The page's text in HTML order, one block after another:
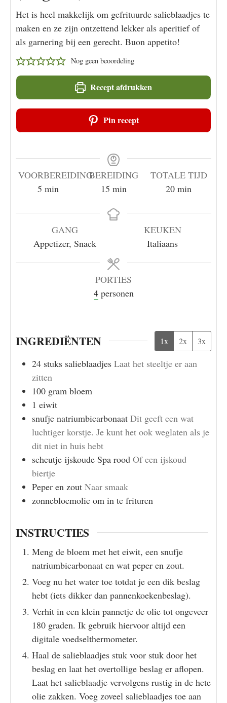
Het is heel makkelijk om gefrituurde salieblaadjes te
maken en ze zijn ontzettend lekker als aperitief of
als garnering bij een gerecht. Buon appetito!
Nog geen beoordeling
Recept afdrukken
Pin recept
VOORBEREIDING
5 minuten
min
BEREIDING
15minuten
min
TOTALE TIJD
20minuten
min
GANG
Appetizer, Snack
KEUKEN
Italiaans
PORTIES
4 personen
INGREDIËNTEN 1x 2x 3x
24 stuks salieblaadjes Laat het steeltje er aan
zitten
100 gram bloem
1 eiwit
snufje natriumbicarbonaat Dit geeft een wat
luchtiger korstje. Je kunt het ook weglaten als je
dit niet in huis hebt
scheutje ijskoude Spa rood Of een ijskoud
biertje
Peper en zout Naar smaak
zonnebloemolie om in te frituren
INSTRUCTIES
Meng de bloem met het eiwit, een snufje
natriumbicarbonaat en wat peper en zout.
Voeg nu het water toe totdat je een dik beslag
hebt (iets dikker dan pannenkoekenbeslag).
Verhit in een klein pannetje de olie tot ongeveer
180 graden. Ik gebruik hiervoor altijd een
digitale voedselthermometer.
Haal de salieblaadjes stuk voor stuk door het
beslag en laat het overtollige beslag er aflopen.
Laat het salieblaadje vervolgens rustig in de hete
olie zakken. Voeg zoveel salieblaadjes toe aan